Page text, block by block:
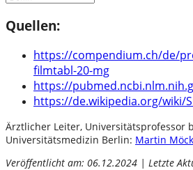
Quellen:
https://compendium.ch/de/
filmtabl-20-mg
https://
https://de.wikipedia.org/wiki/
Ärztlicher Leiter, Universitätsprofessor
Universitätsmedizin Berlin: Martin
Veröffentlicht am: 06.12.2024 | Letzte